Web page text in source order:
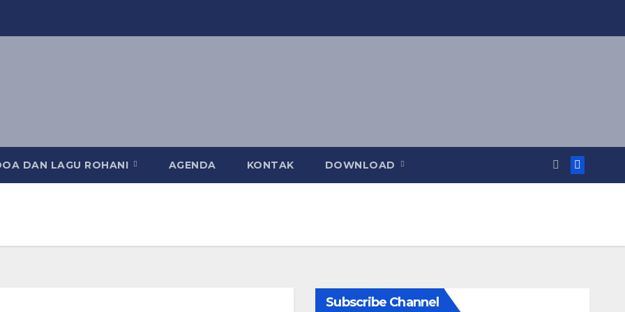
DAN LAGU ROHANI AGENDA KONTAK DOWNLOAD
Subscribe Channel